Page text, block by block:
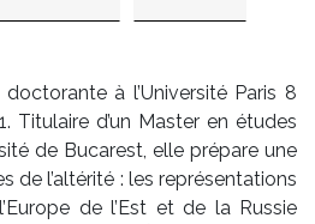
à l’Université Paris 8
Titulaire d’un Master en études
de Bucarest, elle prépare une
de l’altérité : les représentations
de l’Est et de la Russie